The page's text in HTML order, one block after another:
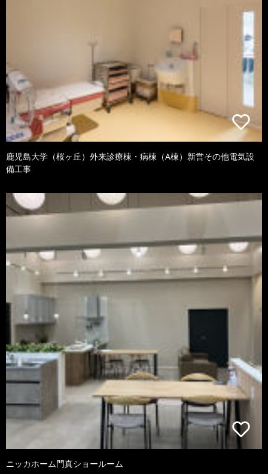
鹿児島大学（桜ヶ丘）外来診療棟・病棟（A棟）新営その他電気設
備工事
ニッカホーム門真ショールーム